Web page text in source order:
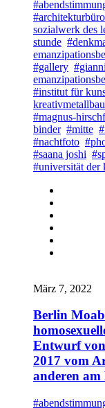
sozialwerk des
stunde
#gallery
#institut für
kreativmetallbau
#magnus-
binder #mitte
#nachtfoto
#saana joshi
#universität der
März 7, 2022
Berlin
Entwurf
2017 vom
anderen